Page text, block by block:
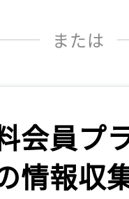
または
会員プ
情報収